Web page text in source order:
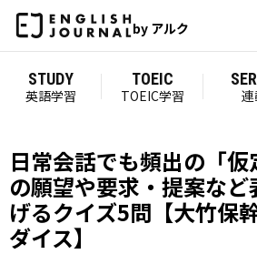
by アルク
STUDY
英語学習
TOEIC
TOEIC学習 連
日常会話でも頻出の「
の願望や要求・提案な
げるクイズ5問【大竹保
ダイス】